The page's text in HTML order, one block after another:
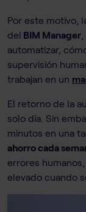
Por este motivo,
del BIM Manager
automatizar,
supervisión
trabajan en un
El retorno de la
solo día. Sin
minutos en una
ahorro cada
errores
elevado cuando